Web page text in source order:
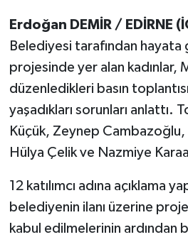
Erdoğan DEMİR / EDİRNE
Belediyesi tarafından hayata
projesinde yer alan kadınlar,
düzenledikleri basın
yaşadıkları sorunları anlattı.
Küçük, Zeynep Cambazoğlu,
Hülya Çelik ve Nazmiye
12 katılımcı adına açıklama
belediyenin ilanı üzerine
kabul edilmelerinin ardından